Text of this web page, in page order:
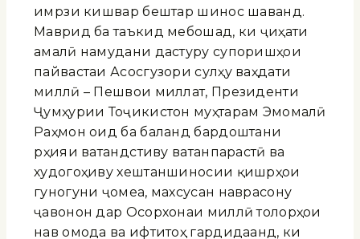
имрӯзи кишвар бештар шинос шаванд.
Маврид ба таъкид мебошад, ки ҷиҳати
амалӣ намудани дастуру супоришҳои
пайвастаи Асосгузори сулҳу ваҳдати
миллӣ – Пешвои миллат, Президенти
Ҷумҳурии Тоҷикистон муҳтарам Эмомалӣ
Раҳмон оид ба баланд бардоштани
рӯҳияи ватандӯстиву ватанпарастӣ ва
худогоҳиву хештаншиносии қишрҳои
гуногуни ҷомеа, махсусан наврасону
ҷавонон дар Осорхонаи миллӣ толорҳои
нав омода ва ифтитоҳ гардидаанд, ки